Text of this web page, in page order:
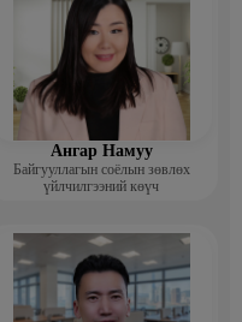
Ангар Намуу
Байгууллагын соёлын зөвлөх
үйлчилгээний көүч